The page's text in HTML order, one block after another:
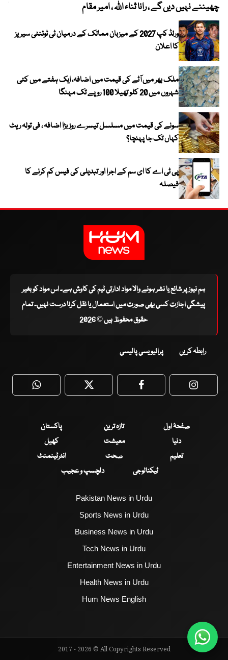
چھیننے نہیں دیں گے ، رانا ثناء اللہ ، امیر مقام
ورلڈ کپ 2027 کے میزبان ممالک کے درمیان ٹی ٹوئنٹی سیریز
کا اعلان
ملک بھر میں آٹے کی قیمت میں اضافہ، ایک ہفتے میں کئی
شہروں میں 20 کلو تھیلا 100 روپے تک مہنگا
سونے کی قیمت میں مسلسل تیسرے روز بڑا اضافہ ، فی تولہ ریٹ
کہاں تک جا پہنچا؟
پی ٹی اے کا ای سم کے اجرا اور تبدیلی کی فیس کم کرنے کا
فیصلہ
ہم نیوز پر شائع یا نشر ہونے والا مواد ادارتی ٹیم کی کاوش ہے۔ اس مواد کو بغیر
پیشگی اجازت کسی بھی صورت میں استعمال یا نقل کرنا درست نہیں۔ تمام
حقوق محفوظ ہیں © 2026
رابطہ کریں پرائیویسی پالیسی
WhatsApp Twitter Facebook
صفحۂ اول تازہ ترین
پاکستان
دنیا
معیشت
کھیل
تعلیم
صحت
انٹرٹینمنٹ
ٹیکنالوجی
دلچسپ و عجیب
Pakistan News in Urdu
Sports News in Urdu
Business News in Urdu
Tech News in Urdu
Entertainment News in Urdu
Health News in Urdu
Hum News English
2017 - 2026 © All Copyrights Reserved